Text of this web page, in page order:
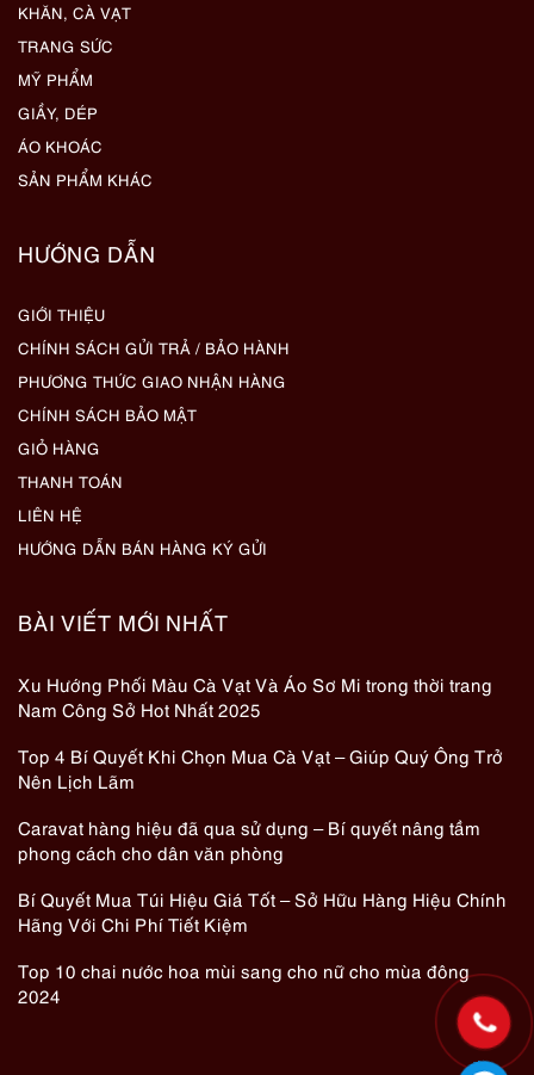
KHĂN, CÀ VẠT
TRANG SỨC
MỸ PHẨM
GIẦY, DÉP
ÁO KHOÁC
SẢN PHẨM KHÁC
HƯỚNG DẪN
GIỚI THIỆU
CHÍNH SÁCH GỬI TRẢ / BẢO HÀNH
PHƯƠNG THỨC GIAO NHẬN HÀNG
CHÍNH SÁCH BẢO MẬT
GIỎ HÀNG
THANH TOÁN
LIÊN HỆ
HƯỚNG DẪN BÁN HÀNG KÝ GỬI
BÀI VIẾT MỚI NHẤT
Xu Hướng Phối Màu Cà Vạt Và Áo Sơ Mi trong thời trang
Nam Công Sở Hot Nhất 2025
Top 4 Bí Quyết Khi Chọn Mua Cà Vạt – Giúp Quý Ông Trở
Nên Lịch Lãm
Caravat hàng hiệu đã qua sử dụng – Bí quyết nâng tầm
phong cách cho dân văn phòng
Bí Quyết Mua Túi Hiệu Giá Tốt – Sở Hữu Hàng Hiệu Chính
Hãng Với Chi Phí Tiết Kiệm
Top 10 chai nước hoa mùi sang cho nữ cho mùa đông
2024